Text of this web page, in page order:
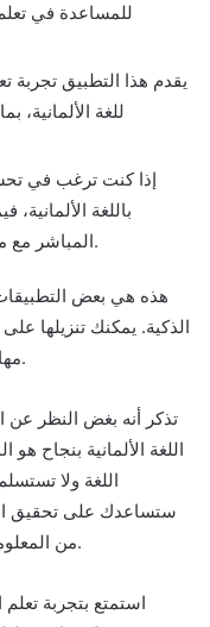
للمساعدة في تعلم
للغة الألمانية،
باللغة
المباشر مع متحدثين ألمان لتبادل اللغة والمحادثة.
هذه هي بعض التطبيقات
الذكية. يمكنك تنزيلها
مهاراتك وتعلم اللغة الألمانية بسهولة وسلاسة.
تذكر أنه بغض النظر عن
اللغة الألمانية بنجاح
اللغة ولا
ستساعدك على تحقيق
من المعلومات عن تعلم اللغة الألمانية عبر التطبيقات.
استمتع بتجربة تعلم